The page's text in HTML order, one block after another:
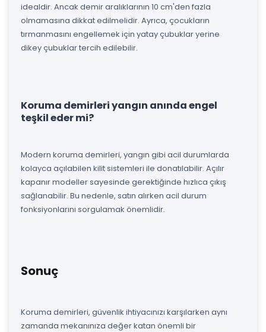
idealdir. Ancak demir aralıklarının 10 cm'den fazla
olmamasına dikkat edilmelidir. Ayrıca, çocukların
tırmanmasını engellemek için yatay çubuklar yerine
dikey çubuklar tercih edilebilir.
Koruma demirleri yangın anında engel
teşkil eder mi?
Modern koruma demirleri, yangın gibi acil durumlarda
kolayca açılabilen kilit sistemleri ile donatılabilir. Açılır
kapanır modeller sayesinde gerektiğinde hızlıca çıkış
sağlanabilir. Bu nedenle, satın alırken acil durum
fonksiyonlarını sorgulamak önemlidir.
Sonuç
Koruma demirleri, güvenlik ihtiyacınızı karşılarken aynı
zamanda mekanınıza değer katan önemli bir